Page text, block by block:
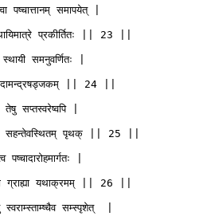
पष्चात्तानम् समापयेत् |
प्रकीर्तितः || 23 ||
समनुवर्णितः |
|| 24 ||
सप्तस्वरेष्वपि |
सहन्तेवस्थितम् पृथक् || 25 ||
|
ग्राह्या यथाक्रमम् || 26 ||
सम्स्पृशेत्  |